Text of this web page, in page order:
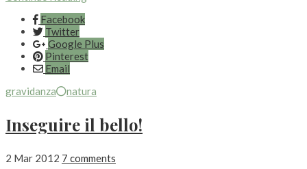
Facebook
Twitter
Google Plus
Pinterest
Email
gravidanza
natura
Inseguire il bello!
2 Mar 2012 7 comments